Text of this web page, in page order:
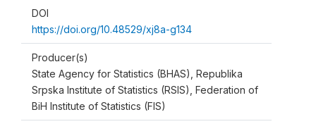
DOI
https://doi.org/10.48529/xj8a-g134
Producer(s)
State Agency for Statistics (BHAS), Republika
Srpska Institute of Statistics (RSIS), Federation of
BiH Institute of Statistics (FIS)